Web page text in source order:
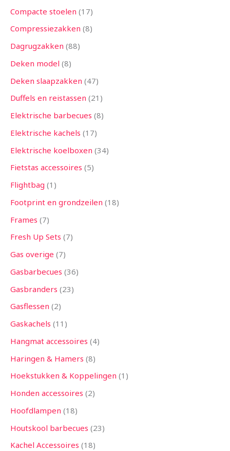
Compacte stoelen 17
Compressiezakken 8
Dagrugzakken 88
Deken model 8
Deken slaapzakken 47
Duffels en reistassen 21
Elektrische barbecues 8
Elektrische kachels 17
Elektrische koelboxen 34
Fietstas accessoires 5
Flightbag 1
Footprint en grondzeilen 18
Frames 7
Fresh Up Sets 7
Gas overige 7
Gasbarbecues 36
Gasbranders 23
Gasflessen 2
Gaskachels 11
Hangmat accessoires 4
Haringen & Hamers 8
Hoekstukken & Koppelingen 1
Honden accessoires 2
Hoofdlampen 18
Houtskool barbecues 23
Kachel Accessoires 18